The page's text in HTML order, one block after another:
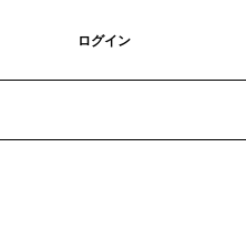
ログイン